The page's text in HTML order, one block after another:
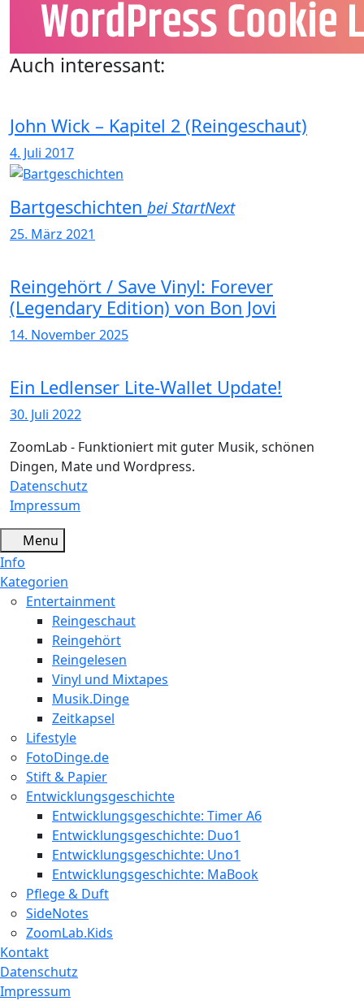
Auch interessant:
John Wick – Kapitel 2 (Reingeschaut)
4. Juli 2017
Bartgeschichten bei StartNext
25. März 2021
Reingehört / Save Vinyl: Forever
(Legendary Edition) von Bon Jovi
14. November 2025
Ein Ledlenser Lite-Wallet Update!
30. Juli 2022
ZoomLab - Funktioniert mit guter Musik, schönen
Dingen, Mate und Wordpress.
Datenschutz
Impressum
Menu
Info
Kategorien
Entertainment
Reingeschaut
Reingehört
Reingelesen
Vinyl und Mixtapes
Musik.Dinge
Zeitkapsel
Lifestyle
FotoDinge.de
Stift & Papier
Entwicklungsgeschichte
Entwicklungsgeschichte: Timer A6
Entwicklungsgeschichte: Duo1
Entwicklungsgeschichte: Uno1
Entwicklungsgeschichte: MaBook
Pflege & Duft
SideNotes
ZoomLab.Kids
Kontakt
Datenschutz
Impressum